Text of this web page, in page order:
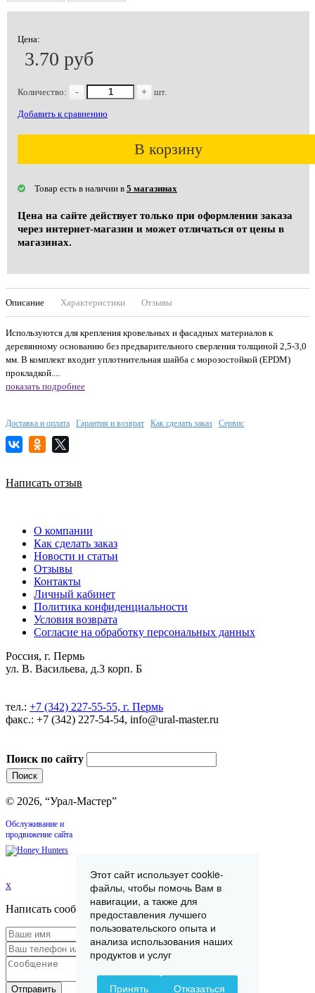
Цена:
3.70 руб
Количество: - + шт.
Добавить к сравнению
В корзину
Товар есть в наличии в 5 магазинах
Цена на сайте действует только при оформлении заказа
через интернет-магазин и может отличаться от цены в
магазинах.
Описание Характеристики Отзывы
Используются для крепления кровельных и фасадных материалов к
деревянному основанию без предварительного сверления толщиной 2,5-3,0
мм. В комплект входит уплотнительная шайба с морозостойкой (EPDM)
прокладкой....
показать подробнее
Доставка и оплата Гарантия и возврат Как сделать заказ Сервис
Написать отзыв
О компании
Как сделать заказ
Новости и статьи
Отзывы
Контакты
Личный кабинет
Политика конфиденциальности
Условия возврата
Согласие на обработку персональных данных
Россия, г. Пермь
ул. В. Васильева, д.3 корп. Б
тел.: +7 (342) 227-55-55, г. Пермь
факс.: +7 (342) 227-54-54, info@ural-master.ru
Поиск по сайту
© 2026, “Урал-Мастер”
Обслуживание и
продвижение сайта
x
Написать сообщение
Отправить
Этот сайт использует cookie-
файлы, чтобы помочь Вам в
навигации, а также для
предоставления лучшего
пользовательского опыта и
анализа использования наших
продуктов и услуг
Принять Отказаться